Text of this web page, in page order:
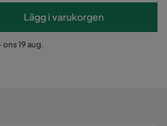
Lägg i varukorgen
ons 19 aug.